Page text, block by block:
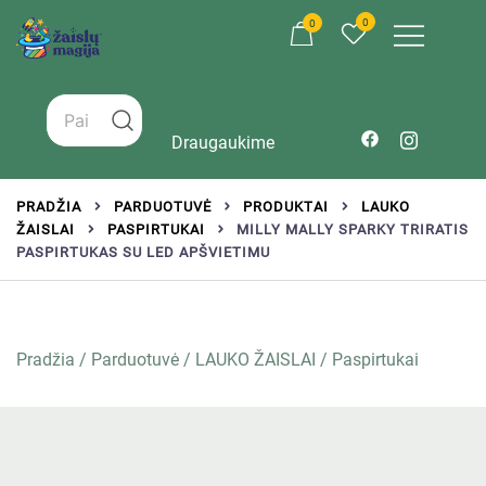
0 0
Draugaukime
PRADŽIA PARDUOTUVĖ PRODUKTAI
LAUKO
ŽAISLAI
PASPIRTUKAI
MILLY MALLY SPARKY TRIRATIS
PASPIRTUKAS SU LED APŠVIETIMU
Pradžia / Parduotuvė / LAUKO ŽAISLAI / Paspirtukai